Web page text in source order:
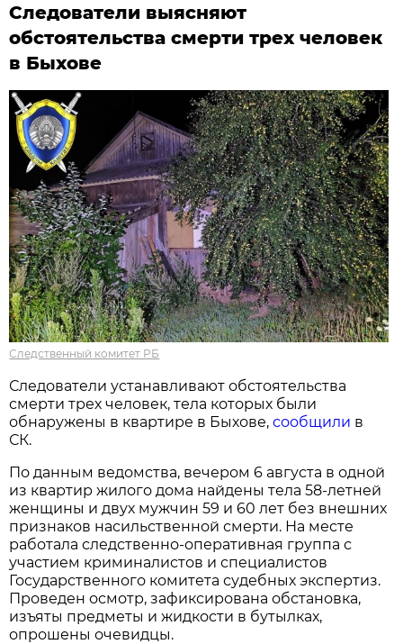
Следователи выясняют
обстоятельства смерти трех человек
в Быхове
Следственный комитет РБ
Следователи устанавливают обстоятельства
смерти трех человек, тела которых были
обнаружены в квартире в Быхове,сообщили в
СК.
По данным ведомства, вечером 6 августа в одной
из квартир жилого дома найдены тела 58-летней
женщины и двух мужчин 59 и 60 лет без внешних
признаков насильственной смерти. На месте
работала следственно-оперативная группа с
участием криминалистов и специалистов
Государственного комитета судебных экспертиз.
Проведен осмотр, зафиксирована обстановка,
изъяты предметы и жидкости в бутылках,
опрошены очевидцы.